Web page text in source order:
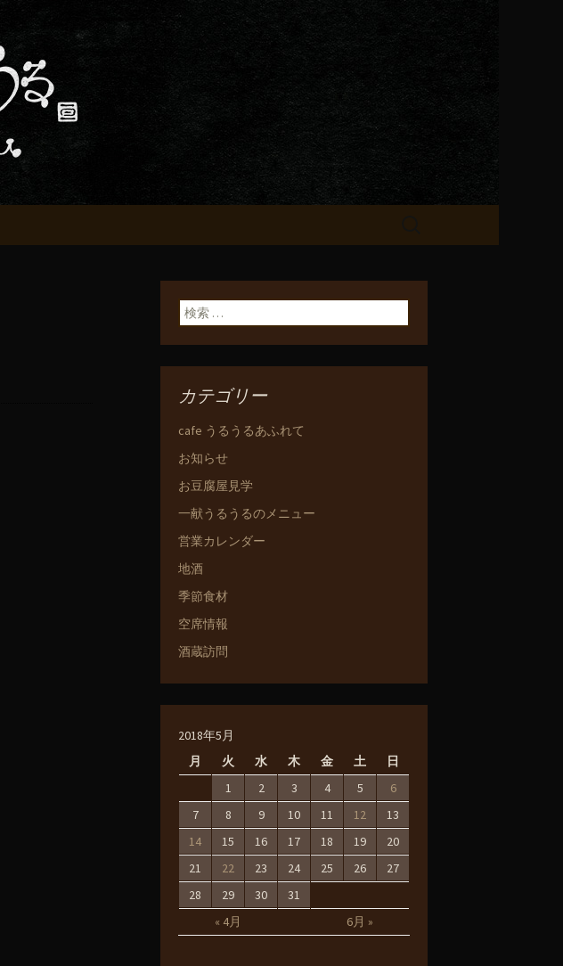
地酒が飲める「一
お知らせ
検索:
カテゴリー
cafe うるうるあふれて
お知らせ
お豆腐屋見学
一献うるうるのメニュー
営業カレンダー
地酒
季節食材
空席情報
酒蔵訪問
2018年5月
月
火 水 木 金 土 日
« 4月 6月 »
1 2 3 4 5
6
7
8 9 10 11 12
13
14
15 16 17 18 19
20
21
22 23 24 25 26
27
28
29 30 31